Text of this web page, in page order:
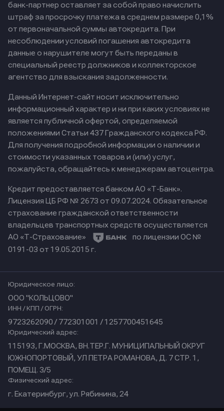
банк-партнер оставляет за собой право начислить
штраф за просрочку платежа в среднем размере 0,1%
от первоначальной суммы автокредита. При
несоблюдении условий погашения автокредита
данные о нарушителе могут быть переданы в
специальный реестр должников и коллекторское
агентство для взыскания задолженности.
Данный Интернет-сайт носит исключительно
информационный характер и ни при каких условиях не
является публичной офертой, определяемой
положениями Статьи 437 Гражданского кодекса РФ.
Для получения подробной информации о наличии и
стоимости указанных товаров и (или) услуг,
пожалуйста, обращайтесь к менеджерам автоцентра.
Кредит предоставляется банком АО «Т-Банк».
Лицензия ЦБ РФ № 2673 от 09.07.2024. Обязательное
страхование гражданской ответственности
владельцев транспортных средств осуществляется
АО «Т-Страхование»
по лицензии ОС №
0191-03 от 19.05.2015 г.
Юридическое лицо:
ООО "КОЛЬЦОВО"
ИНН / КПП / ОГРН:
9723262090 / 772301001 / 1257700451645
Юридический адрес:
115193, Г.МОСКВА, ВН.ТЕР.Г. МУНИЦИПАЛЬНЫЙ ОКРУГ
ЮЖНОПОРТОВЫЙ, УЛ ПЕТРА РОМАНОВА, Д. 7 СТР. 1,
ПОМЕЩ. 3/5
Физический адрес:
г. Екатеринбург, ул. Рябинина, 24